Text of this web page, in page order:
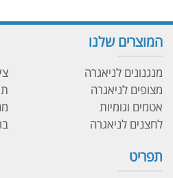
המוצרים שלנו
מנגנונים לניאגרה
מצופים לניאגרה
אטמים וגומיות
לחצנים לניאגרה
תפריט